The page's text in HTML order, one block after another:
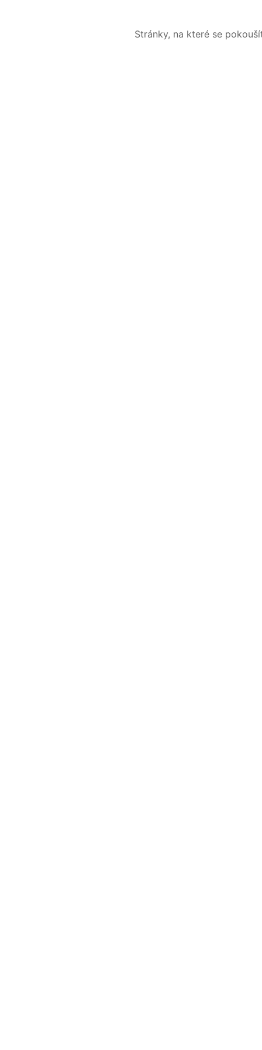
Stránky, na které se